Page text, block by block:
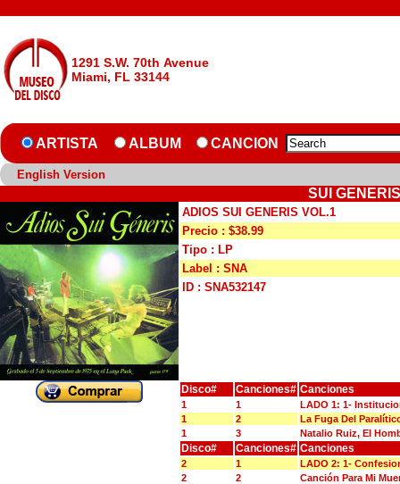
1291 S.W. 70th Avenue
Miami, FL 33144
ARTISTA ALBUM CANCION
English Version
SUI
ADIOS SUI GENERIS VOL.1
Precio : $38.99
Tipo : LP
Label : SNA
ID : SNA532147
Disco# Canciones# Canciones
1 1
LADO 1: 1-
1
2
La Fuga Del
1
3 Natalio Ruiz, El
Disco# Canciones# Canciones
2 1
LADO 2: 1-
2
2
Canción Para Mi